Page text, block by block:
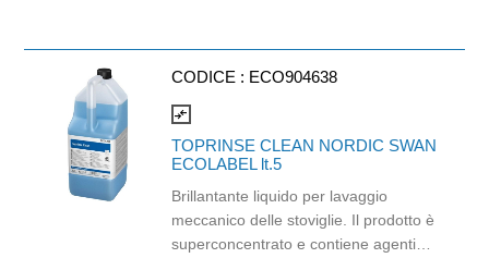
rimuovere in profondità lo sporco
pesante come in crostazioni di grasso
e unto già a dosaggi minimi. La sua
composizione a base di tensioattivi di
profumo di limone, assicura eccellenti
risultati anche con acque fredde e
CODICE : ECO904638
compare_arrows
TOPRINSE CLEAN NORDIC SWAN
ECOLABEL lt.5
Brillantante liquido per lavaggio
meccanico delle stoviglie. Il prodotto è
superconcentrato e contiene agenti